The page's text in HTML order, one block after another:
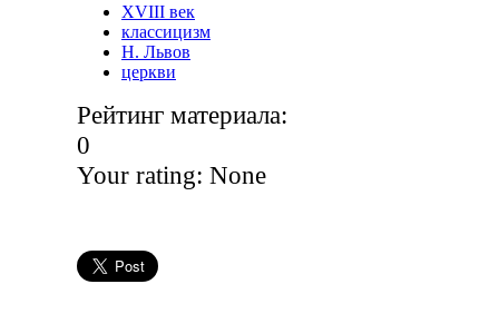
XVIII век
классицизм
Н. Львов
церкви
Рейтинг материала:
0
Your rating: None